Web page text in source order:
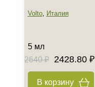
Volto, Италия
5 мл
2640 ₽
2428.80 ₽
В корзину